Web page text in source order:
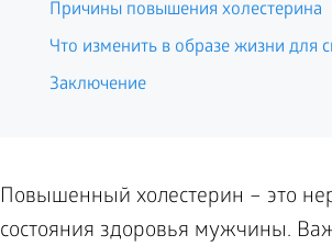
Причины повышения холестерина
Что изменить в образе жизни для
Заключение
Повышенный холестерин – это
состояния здоровья мужчины.